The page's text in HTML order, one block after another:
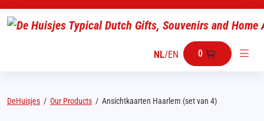
NL/EN 0
DeHuisjes / Our Products / Ansichtkaarten Haarlem (set van 4)